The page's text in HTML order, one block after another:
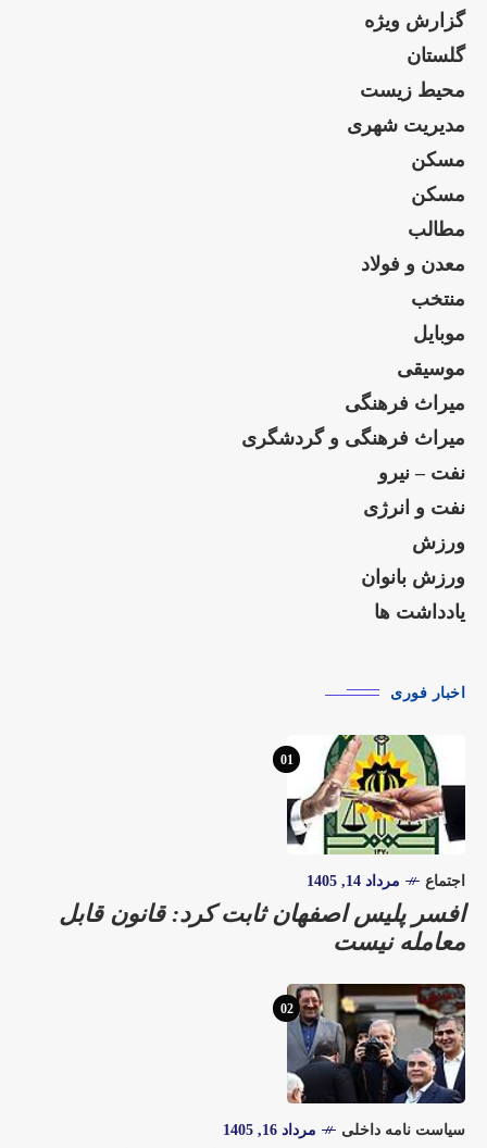
گزارش ویژه
گلستان
محیط زیست
مدیریت شهری
مسکن
مسکن
مطالب
معدن و فولاد
منتخب
موبایل
موسیقی
میراث فرهنگی
میراث فرهنگی و گردشگری
نفت – نیرو
نفت و انرژی
ورزش
ورزش بانوان
یادداشت ها
اخبار فوری
01
اجتماع مرداد 14, 1405
افسر پلیس اصفهان ثابت کرد: قانون قابل
معامله نیست
02
سیاست نامه داخلی مرداد 16, 1405